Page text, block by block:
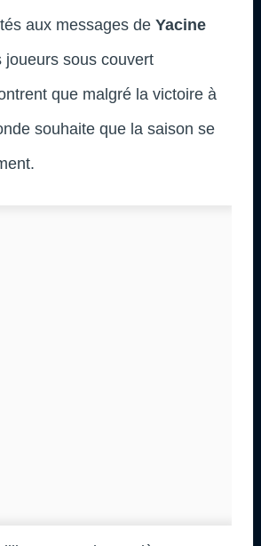
aux messages de Yacine
joueurs sous couvert
que malgré la victoire à
souhaite que la saison se